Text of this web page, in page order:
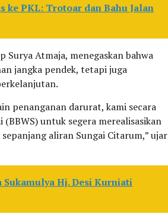
ke PKL: Trotoar dan Bahu Jalan
Surya Atmaja, menegaskan bahwa
jangka pendek, tetapi juga
penanganan darurat, kami secara
untuk segera merealisasikan
aliran Sungai Citarum,” ujar
Hj. Desi Kurniati